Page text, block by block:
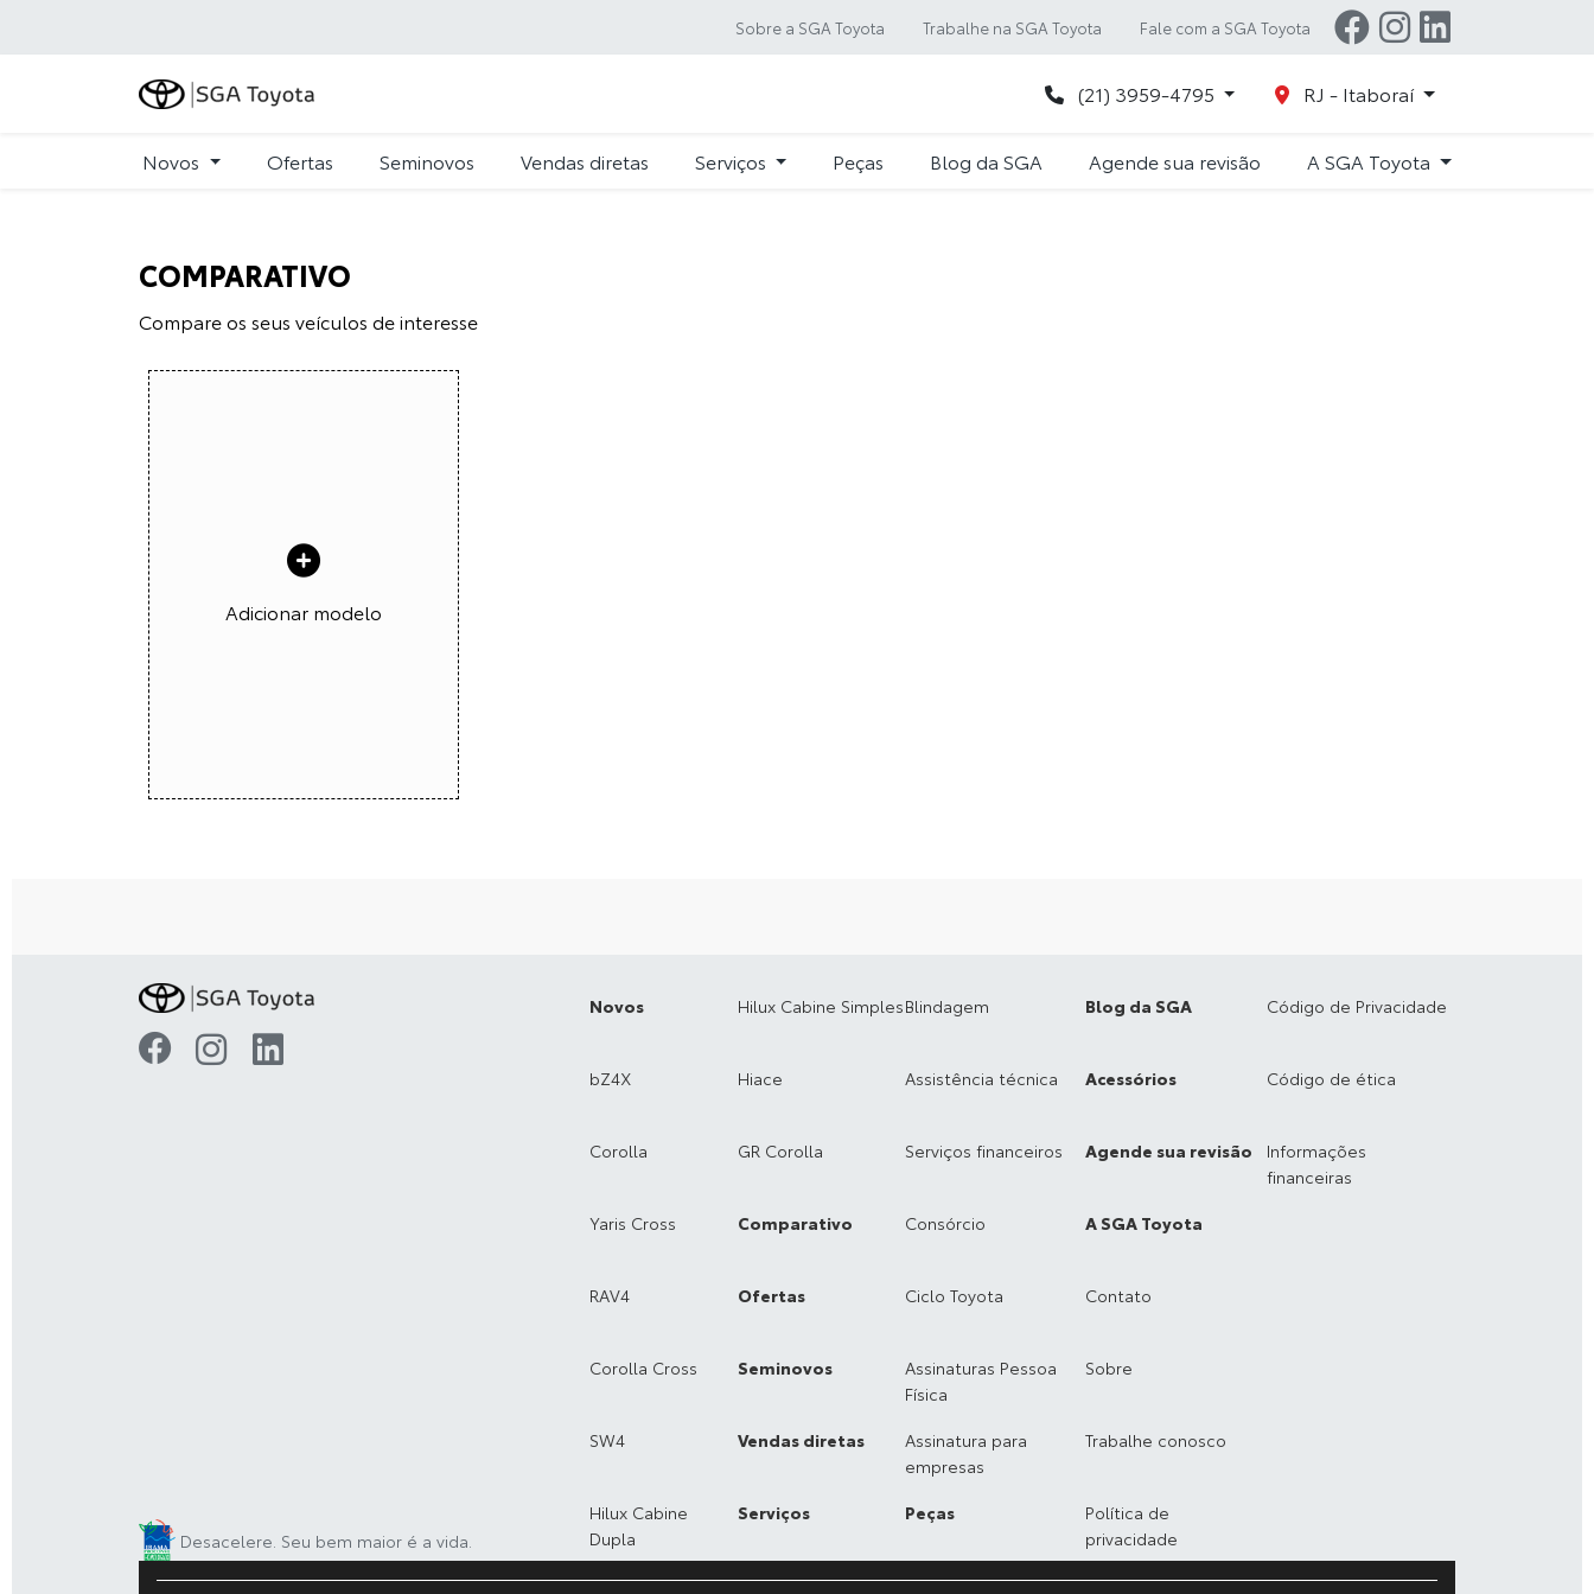
Sobre a SGA Toyota Trabalhe na SGA Toyota Fale com a SGA Toyota
(21) 3959-4795 RJ - Itaboraí
Novos Ofertas Seminovos Vendas diretas Serviços Peças Blog da SGA Agende sua revisão A SGA Toyota
COMPARATIVO
Compare os seus veículos de interesse
Adicionar modelo
Desacelere. Seu bem maior é a vida.
Novos
bZ4X
Corolla
Yaris Cross
RAV4
Corolla Cross
SW4
Hilux Cabine
Dupla
Hilux Cabine Simples
Hiace
GR Corolla
Comparativo
Ofertas
Seminovos
Vendas diretas
Serviços
Blindagem
Assistência técnica
Serviços financeiros
Consórcio
Ciclo Toyota
Assinaturas Pessoa
Física
Assinatura para
empresas
Peças
Blog da SGA
Acessórios
Agende sua revisão
A SGA Toyota
Contato
Sobre
Trabalhe conosco
Política de
privacidade
Código de Privacidade
Código de ética
Informações
financeiras